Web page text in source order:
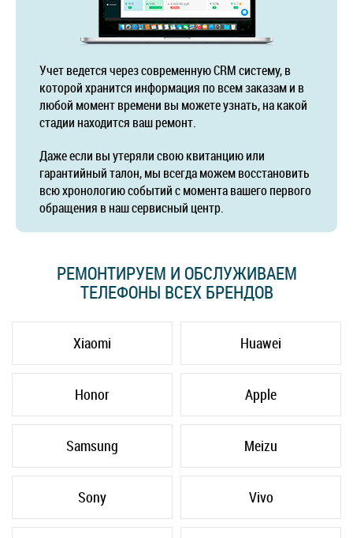
Учет ведется через современную CRM систему, в
которой хранится информация по всем заказам и в
любой момент времени вы можете узнать, на какой
стадии находится ваш ремонт.
Даже если вы утеряли свою квитанцию или
гарантийный талон, мы всегда можем восстановить
всю хронологию событий с момента вашего первого
обращения в наш сервисный центр.
РЕМОНТИРУЕМ И ОБСЛУЖИВАЕМ
ТЕЛЕФОНЫ ВСЕХ БРЕНДОВ
Xiaomi Huawei
Honor Apple
Samsung Meizu
Sony Vivo